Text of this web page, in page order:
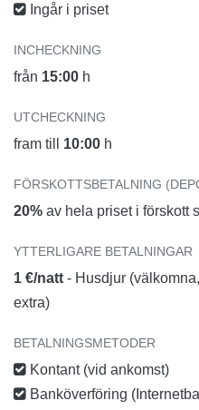
Ingår i priset
INCHECKNING
från 15:00 h
UTCHECKNING
fram till 10:00 h
FÖRSKOTTSBETALNING
20% av hela priset i förskott
YTTERLIGARE BETALNINGAR
1 €/natt - Husdjur
extra)
BETALNINGSMETODER
Kontant (vid ankomst)
Banköverföring